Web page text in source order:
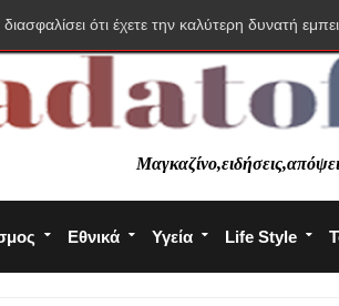
Εθνικά Υγεία Life Style
ότι έχετε την καλύτερη δυνατή